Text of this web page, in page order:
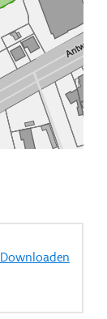
Downloaden